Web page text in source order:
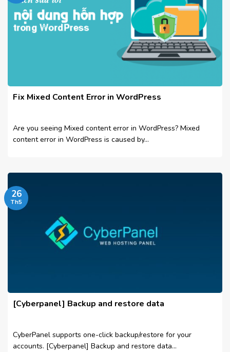
Fix Mixed Content Error in WordPress
Are you seeing Mixed content error in WordPress? Mixed
content error in WordPress is caused by...
[Cyberpanel] Backup and restore data
CyberPanel supports one-click backup/restore for your
accounts. [Cyberpanel] Backup and restore data...
26
Th5